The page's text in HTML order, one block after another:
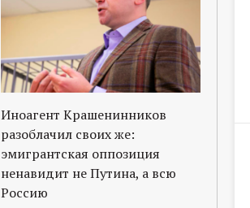
Иноагент Крашенинников
разоблачил своих же:
эмигрантская оппозиция
ненавидит не Путина, а всю
Россию